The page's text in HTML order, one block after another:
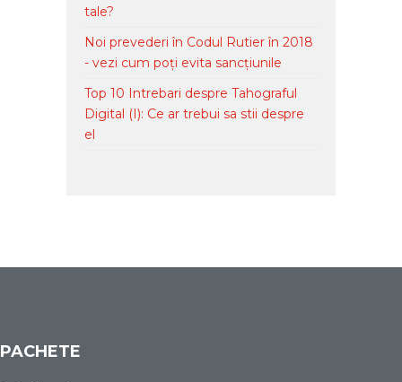
tale?
Noi prevederi în Codul Rutier în 2018
- vezi cum poți evita sancțiunile
Top 10 Intrebari despre Tahograful
Digital (I): Ce ar trebui sa stii despre
el
PACHETE